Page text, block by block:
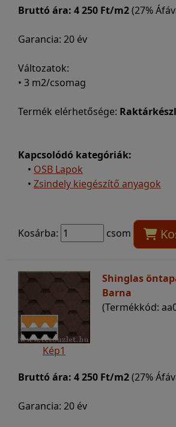
Bruttó ára: 4 250 Ft/m2(27%
Garancia: 20 év
Változatok:
• 3 m2/csomag
Termék elérhetősége:
Kapcsolódó kategóriák:
• OSB Lapok
• Zsindely kiegészítő anyagok
Kosárba: csom
Kép1
Shinglas
Barna
(Termékkód:
Bruttó ára: 4 250 Ft/m2(27%
Garancia: 20 év